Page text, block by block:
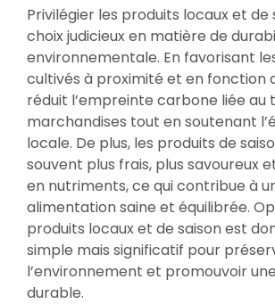
Privilégier les produits locaux et de
choix judicieux en matière de
environnementale. En favorisant
cultivés à proximité et en fonction
réduit l’empreinte carbone liée au
marchandises tout en soutenant
locale. De plus, les produits de
souvent plus frais, plus savoureux
en nutriments, ce qui contribue à
alimentation saine et équilibrée.
produits locaux et de saison est
simple mais significatif pour
l’environnement et promouvoir
durable.